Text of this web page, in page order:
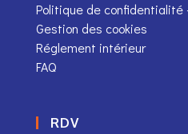
Politique de confidentialité
Gestion des cookies
Réglement intérieur
FAQ
RDV